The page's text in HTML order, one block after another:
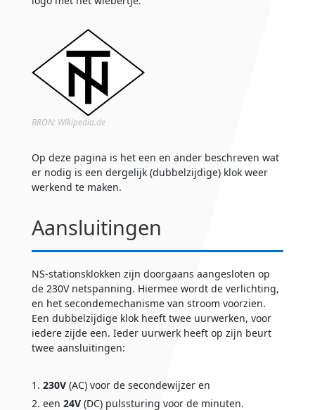
BRON: Wikipedia.de
Op deze pagina is het een en ander beschreven wat
er nodig is een dergelijk (dubbelzijdige) klok weer
werkend te maken.
Aansluitingen
NS-stationsklokken zijn doorgaans aangesloten op
de 230V netspanning. Hiermee wordt de verlichting,
en het secondemechanisme van stroom voorzien.
Een dubbelzijdige klok heeft twee uurwerken, voor
iedere zijde een. Ieder uurwerk heeft op zijn beurt
twee aansluitingen:
230V(AC) voor de secondewijzer en
een 24V(DC) pulssturing voor de minuten.